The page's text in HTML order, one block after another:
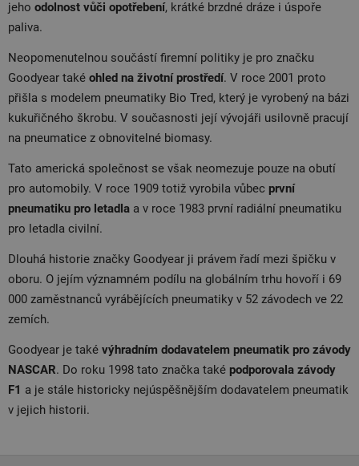
jeho odolnost vůči opotřebení, krátké brzdné dráze i úspoře
paliva.
Neopomenutelnou součástí firemní politiky je pro značku
Goodyear také ohled na životní prostředí. V roce 2001 proto
přišla s modelem pneumatiky Bio Tred, který je vyrobený na bázi
kukuřičného škrobu. V současnosti její vývojáři usilovně pracují
na pneumatice z obnovitelné biomasy.
Tato americká společnost se však neomezuje pouze na obutí
pro automobily. V roce 1909 totiž vyrobila vůbec první
pneumatiku pro letadla a v roce 1983 první radiální pneumatiku
pro letadla civilní.
Dlouhá historie značky Goodyear ji právem řadí mezi špičku v
oboru. O jejím významném podílu na globálním trhu hovoří i 69
000 zaměstnanců vyrábějících pneumatiky v 52 závodech ve 22
zemích.
Goodyear je také výhradním dodavatelem pneumatik pro závody
NASCAR. Do roku 1998 tato značka také podporovala závody
F1 a je stále historicky nejúspěšnějším dodavatelem pneumatik
v jejich historii.